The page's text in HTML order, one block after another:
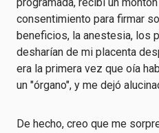
consentimiento para firmar
beneficios, la anestesia, los
desharían de mi placenta
era la primera vez que oía
un "órgano", y me dejó
De hecho, creo que me